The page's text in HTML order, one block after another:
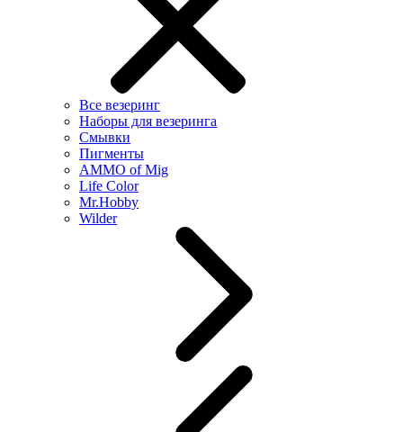
Все везеринг
Наборы для везеринга
Смывки
Пигменты
AMMO of Mig
Life Color
Mr.Hobby
Wilder